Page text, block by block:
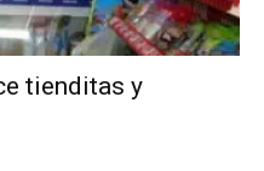
tienditas y